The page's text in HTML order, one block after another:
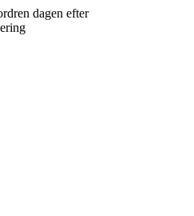
dagen efter